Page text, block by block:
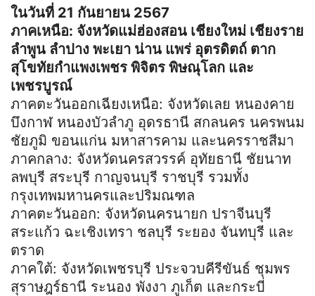
ในวันที่ 21 กันยายน 2567
ภาคเหนือ: จังหวัดแม่ฮ่องสอน เชียงใหม่ เชียงราย
ลำพูน ลำปาง พะเยา น่าน แพร่ อุตรดิตถ์ ตาก
สุโขทัยกำแพงเพชร พิจิตร พิษณุโลก และ
เพชรบูรณ์
ภาคตะวันออกเฉียงเหนือ: จังหวัดเลย หนองคาย
บึงกาฬ หนองบัวลำภู อุดรธานี สกลนคร นครพนม
ชัยภูมิ ขอนแก่น มหาสารคาม และนครราชสีมา
ภาคกลาง: จังหวัดนครสวรรค์ อุทัยธานี ชัยนาท
ลพบุรี สระบุรี กาญจนบุรี ราชบุรี รวมทั้ง
กรุงเทพมหานครและปริมณฑล
ภาคตะวันออก: จังหวัดนครนายก ปราจีนบุรี
สระแก้ว ฉะเชิงเทรา ชลบุรี ระยอง จันทบุรี และ
ตราด
ภาคใต้: จังหวัดเพชรบุรี ประจวบคีรีขันธ์ ชุมพร
สุราษฎร์ธานี ระนอง พังงา ภูเก็ต และกระบี่